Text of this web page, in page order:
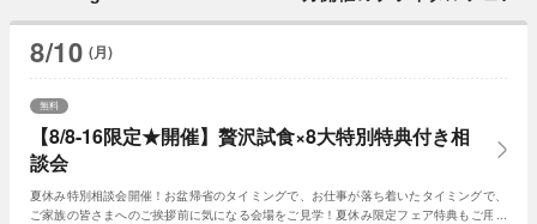
8/10 (月)
【8/8-16限定★開催】贅沢試食×8大特別特典付き相
談会
無料
夏休み特別相談会開催！お盆帰省のタイミングで、お仕事が落ち着いたタイミングで、
ご家族の皆さまへのご挨拶前に気になる会場をご見学！夏休み限定フェア特典もご用意